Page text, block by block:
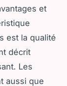
et
est la qualité
décrit
Les
aussi que